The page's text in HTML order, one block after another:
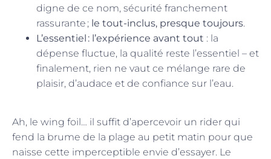
digne de ce nom, sécurité franchement
rassurante ; le tout-inclus, presque toujours.
L’essentiel : l’expérience avant tout : la
dépense fluctue, la qualité reste l’essentiel – et
finalement, rien ne vaut ce mélange rare de
plaisir, d’audace et de confiance sur l’eau.
Ah, le wing foil… il suffit d’apercevoir un rider qui
fend la brume de la plage au petit matin pour que
naisse cette imperceptible envie d’essayer. Le